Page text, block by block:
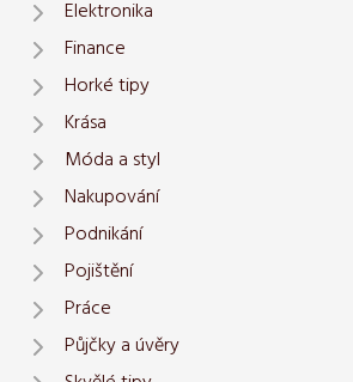
Elektronika
Finance
Horké tipy
Krása
Móda a styl
Nakupování
Podnikání
Pojištění
Práce
Půjčky a úvěry